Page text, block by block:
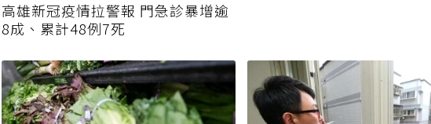
高雄新冠疫情拉警報 門急診暴增逾
8成、累計48例7死